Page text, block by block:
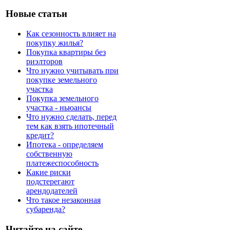
Новые статьи
Как сезонность влияет на
покупку жилья?
Покупка квартиры без
риэлторов
Что нужно учитывать при
покупке земельного
участка
Покупка земельного
участка - ньюансы
Что нужно сделать, перед
тем как взять ипотечный
кредит?
Ипотека - определяем
собственную
платежеспособность
Какие риски
подстерегают
арендодателей
Что такое незаконная
субаренда?